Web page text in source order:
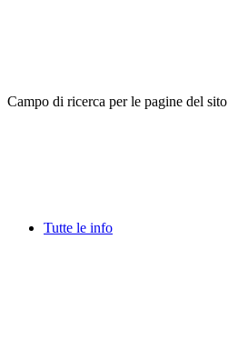
Campo di ricerca per le pagine del sito
Tutte le info